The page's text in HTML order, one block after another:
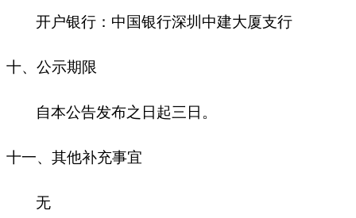
开户银行：中国银行深圳中建大厦支行
十、公示期限
自本公告发布之日起三日。
十一、其他补充事宜
无